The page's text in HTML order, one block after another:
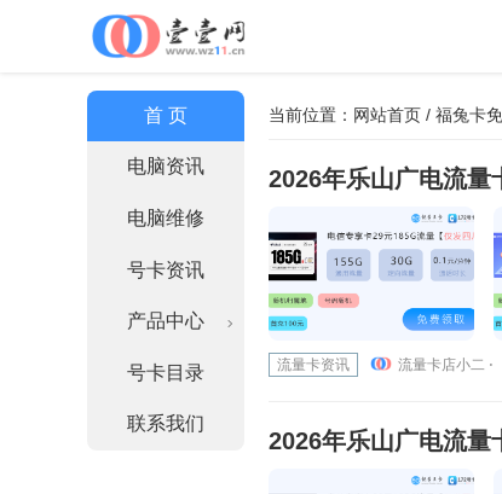
当前位置： 网站首页 / 福兔卡
2026年乐山广电流量
流量卡资讯 流量卡店小二 ⋅
2026年乐山广电流量
首 页
电脑资讯
电脑维修
号卡资讯
产品中心
号卡目录
联系我们